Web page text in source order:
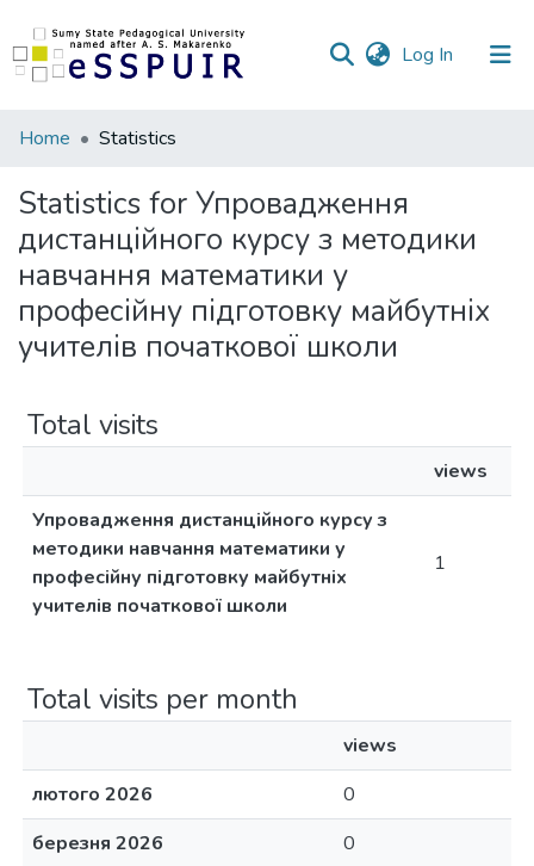
Log In (current)
Communities
Collections
All of DSpace
Home Statistics
Statistics for Упровадження
дистанційного курсу з методики
навчання математики у
професійну підготовку майбутніх
учителів початкової школи
Total visits
views
Упровадження дистанційного курсу з
методики навчання математики у
професійну підготовку майбутніх
учителів початкової школи
1
Total visits per month
views
лютого 2026
0
березня 2026
0